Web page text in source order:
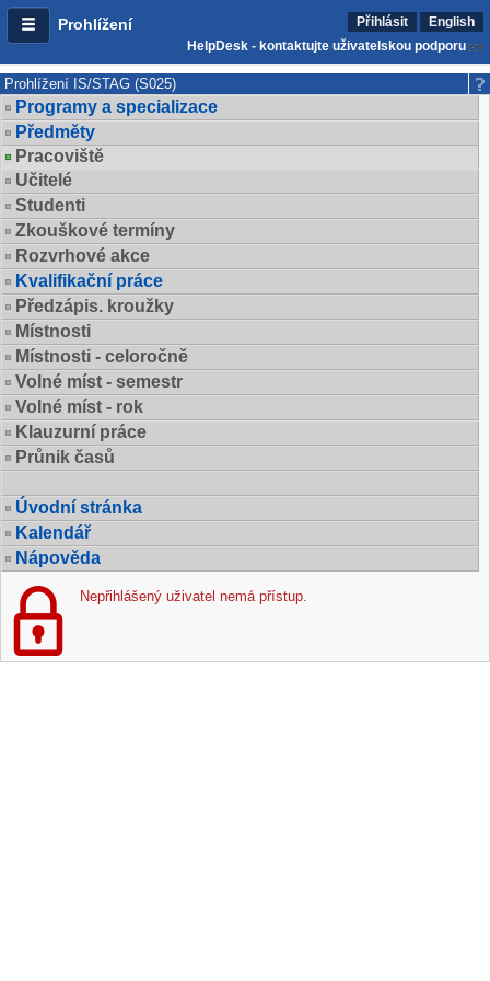
Prohlížení Přihlásit
English
HelpDesk - kontaktujte uživatelskou podporu
Prohlížení IS/STAG (S025)
Programy a specializace
Předměty
Pracoviště
Učitelé
Studenti
Zkouškové termíny
Rozvrhové akce
Kvalifikační práce
Předzápis. kroužky
Místnosti
Místnosti - celoročně
Volné míst - semestr
Volné míst - rok
Klauzurní práce
Průnik časů
Úvodní stránka
Kalendář
Nápověda
Nepřihlášený uživatel nemá přístup.